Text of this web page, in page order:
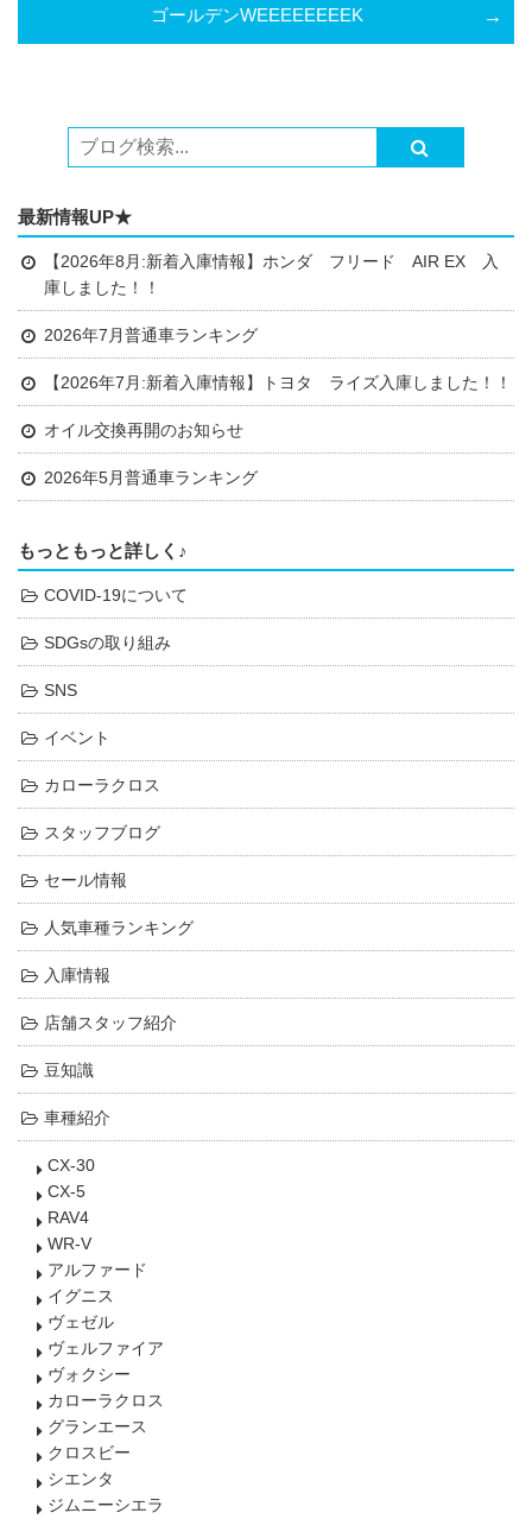
ゴールデンWEEEEEEEEK
最新情報UP★
【2026年8月:新着入庫情報】ホンダ フリード AIR EX 入
庫しました！！
2026年7月普通車ランキング
【2026年7月:新着入庫情報】トヨタ ライズ入庫しました！！
オイル交換再開のお知らせ
2026年5月普通車ランキング
もっともっと詳しく♪
COVID-19について
SDGsの取り組み
SNS
イベント
カローラクロス
スタッフブログ
セール情報
人気車種ランキング
入庫情報
店舗スタッフ紹介
豆知識
車種紹介
CX-30
CX-5
RAV4
WR-V
アルファード
イグニス
ヴェゼル
ヴェルファイア
ヴォクシー
カローラクロス
グランエース
クロスビー
シエンタ
ジムニーシエラ